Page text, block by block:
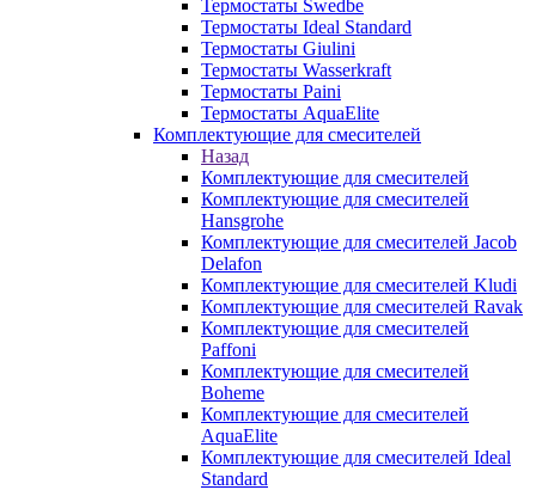
Термостаты Swedbe
Термостаты Ideal Standard
Термостаты Giulini
Термостаты Wasserkraft
Термостаты Paini
Термостаты AquaElite
Комплектующие для смесителей
Назад
Комплектующие для смесителей
Комплектующие для смесителей
Hansgrohe
Комплектующие для смесителей Jacob
Delafon
Комплектующие для смесителей Kludi
Комплектующие для смесителей Ravak
Комплектующие для смесителей
Paffoni
Комплектующие для смесителей
Boheme
Комплектующие для смесителей
AquaElite
Комплектующие для смесителей Ideal
Standard